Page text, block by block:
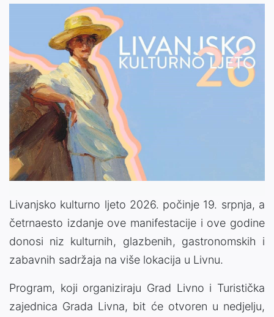
Livanjsko kulturno ljeto 2026. počinje 19. srpnja, a
četrnaesto izdanje ove manifestacije i ove godine
donosi niz kulturnih, glazbenih, gastronomskih i
zabavnih sadržaja na više lokacija u Livnu.
Program, koji organiziraju Grad Livno i Turistička
zajednica Grada Livna, bit će otvoren u nedjelju,